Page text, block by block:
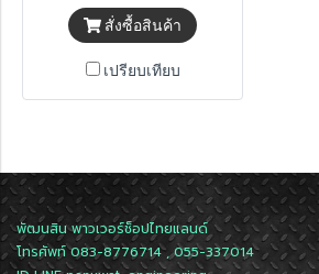
สั่งซื้อสินค้า
เปรียบเทียบ
พัฒนสิน พาวเวอร์ช็อปไทยแลนด์
โทรศัพท์ 083-8776714 , 055-337014